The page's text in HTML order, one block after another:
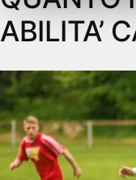
ABILITA’